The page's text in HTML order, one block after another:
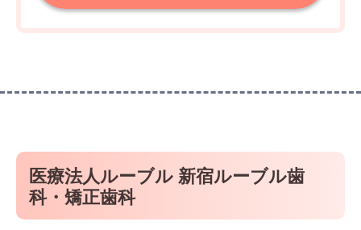
医療法人ルーブル 新宿ルーブル歯
科・矯正歯科